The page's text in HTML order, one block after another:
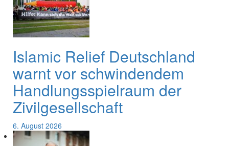
Islamic Relief Deutschland
warnt vor schwindendem
Handlungsspielraum der
Zivilgesellschaft
6. August 2026